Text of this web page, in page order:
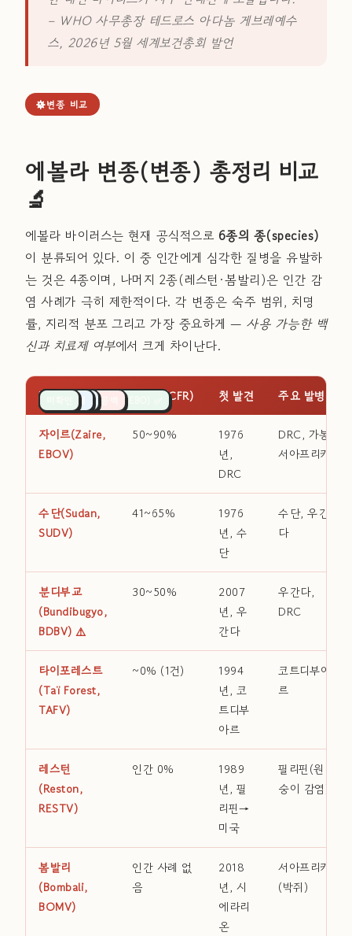
– WHO 사무총장 테드로스 아다놈 게브레예수
스, 2026년 5월 세계보건총회 발언
변종 비교
에볼라 변종(변종) 총정리 비교
🔬
에볼라 바이러스는 현재 공식적으로 6종의 종(species)
이 분류되어 있다. 이 중 인간에게 심각한 질병을 유발하
는 것은 4종이며, 나머지 2종(레스턴·봄발리)은 인간 감
염 사례가 극히 제한적이다. 각 변종은 숙주 범위, 치명
률, 지리적 분포 그리고 가장 중요하게 — 사용 가능한 백
신과 치료제 여부에서 크게 차이난다.
변종명 치명률(CFR) 첫 발견 주요 발병지
자이르(Zaire,
EBOV)
50~90%
1976
년,
DRC
DRC, 가봉,
서아프리카
RVSV-ZEBOV (ERVEBO) ✅
매우 높음
수단(Sudan,
SUDV)
41~65%
1976
년, 수
단
수단, 우간
다
임상시험 중
분디부교
(Bundibugyo,
BDBV) ⚠️
30~50%
2007
년, 우
간다
우간다,
DRC
높음 + 백신 공백
타이포레스트
(Taï Forest,
TAFV)
~0% (1건)
1994
년, 코
트디부
아르
코트디부아
르
낮음(희귀)
레스턴
(Reston,
RESTV)
인간 0%
1989
년, 필
리핀→
미국
필리핀(원
숭이 감염)
인간 무해
봄발리
(Bombali,
BOMV)
인간 사례 없
음
2018
년, 시
에라리
온
서아프리카
(박쥐)
연구 단계